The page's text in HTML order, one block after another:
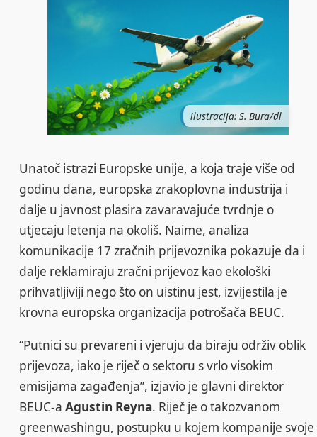
ilustracija: S. Bura/dl
Unatoč istrazi Europske unije, a koja traje više od
godinu dana, europska zrakoplovna industrija i
dalje u javnost plasira zavaravajuće tvrdnje o
utjecaju letenja na okoliš. Naime, analiza
komunikacije 17 zračnih prijevoznika pokazuje da i
dalje reklamiraju zračni prijevoz kao ekološki
prihvatljiviji nego što on uistinu jest, izvijestila je
krovna europska organizacija potrošača BEUC.
“Putnici su prevareni i vjeruju da biraju održiv oblik
prijevoza, iako je riječ o sektoru s vrlo visokim
emisijama zagađenja”, izjavio je glavni direktor
BEUC-aAgustin Reyna. Riječ je o takozvanom
greenwashingu, postupku u kojem kompanije svoje